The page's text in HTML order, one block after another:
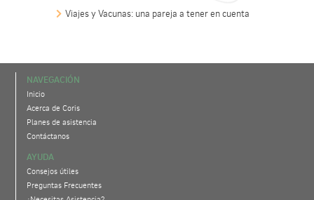
Viajes y Vacunas: una pareja a tener en cuenta
NAVEGACIÓN
Inicio
Acerca de Coris
Planes de asistencia
Contáctanos
AYUDA
Consejos útiles
Preguntas Frecuentes